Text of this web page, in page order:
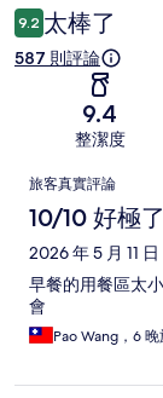
9.2 太棒了
587 則評論
9.4
整潔度
評
論
旅客真實評論
10/10 好極了
2026 年 5 月 11 日
早餐的用餐區太
會
Pao Wang，6